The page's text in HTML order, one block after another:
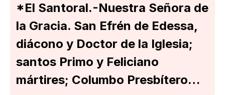
*El Santoral.-Nuestra Señora de
la Gracia. San Efrén de Edessa,
diácono y Doctor de la Iglesia;
santos Primo y Feliciano
mártires; Columbo Presbítero…